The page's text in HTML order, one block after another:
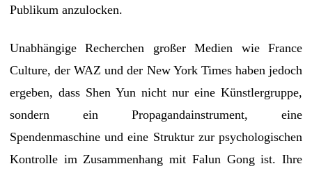
Publikum anzulocken.
Unabhängige Recherchen großer Medien wie France
Culture, der WAZ und der New York Times haben jedoch
ergeben, dass Shen Yun nicht nur eine Künstlergruppe,
sondern ein Propagandainstrument, eine
Spendenmaschine und eine Struktur zur psychologischen
Kontrolle im Zusammenhang mit Falun Gong ist. Ihre